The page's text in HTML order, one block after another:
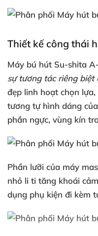
Thiết kế công thái
Máy bú hút Su-shita
sự tương tácriêng biệt
đẹp linh hoạt chọn lựa
tương tự hình dáng
phần ngực, vùng kín
Phần lưỡi của máy
nhỏ li ti tăng khoái
dụng phụ kiện đi kèm